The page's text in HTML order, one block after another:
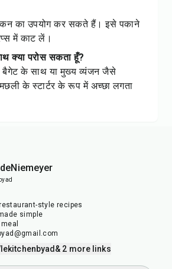
का उपयोग कर सकते हैं। इसे पकाने
में काट लें।
क्या परोस सकता हूँ?
बैगेट के साथ या मुख्य व्यंजन जैसे
के स्टार्टर के रूप में अच्छा लगता
style recipes
simple
& 2 more links